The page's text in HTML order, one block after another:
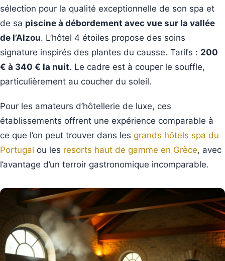
sélection pour la qualité exceptionnelle de son spa et
de sa piscine à débordement avec vue sur la vallée
de l’Alzou. L’hôtel 4 étoiles propose des soins
signature inspirés des plantes du causse. Tarifs : 200
€ à 340 € la nuit. Le cadre est à couper le souffle,
particulièrement au coucher du soleil.
Pour les amateurs d’hôtellerie de luxe, ces
établissements offrent une expérience comparable à
ce que l’on peut trouver dans les grands hôtels spa du
Portugal ou les resorts haut de gamme en Grèce, avec
l’avantage d’un terroir gastronomique incomparable.